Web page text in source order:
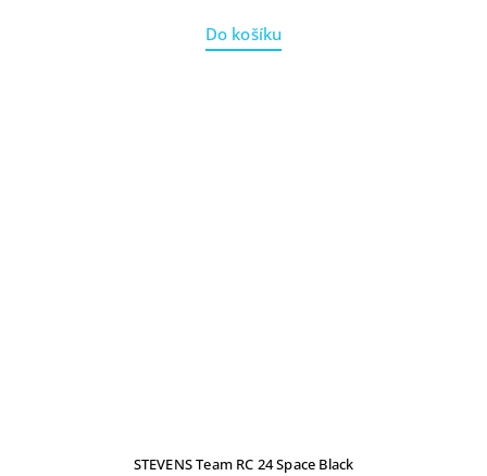
Do košíku
STEVENS Team RC 24 Space Black